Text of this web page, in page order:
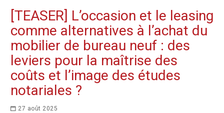
[TEASER] L’occasion et le leasing
comme alternatives à l’achat du
mobilier de bureau neuf : des
leviers pour la maîtrise des
coûts et l’image des études
notariales ?
27 août 2025